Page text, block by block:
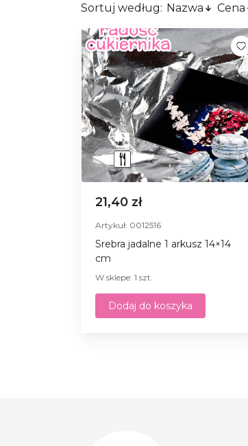
Sortuj według: Nazwa Cena
21,40 zł
Artykuł: 0012516
Srebra jadalne 1 arkusz 14×14
cm
W sklepe: 1 szt.
Dodaj do koszyka